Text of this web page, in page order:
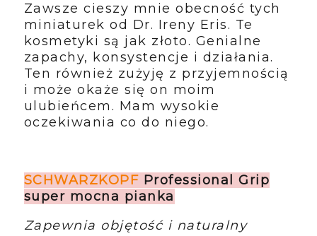
Zawsze cieszy mnie obecność tych
miniaturek od Dr. Ireny Eris. Te
kosmetyki są jak złoto. Genialne
zapachy, konsystencje i działania.
Ten również zużyję z przyjemnością
i może okaże się on moim
ulubieńcem. Mam wysokie
oczekiwania co do niego.
SCHWARZKOPF Professional Grip
super mocna pianka
Zapewnia objętość i naturalny